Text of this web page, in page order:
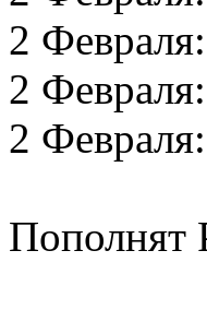
2 Февраля:
2 Февраля:
2 Февраля:
Пополнят